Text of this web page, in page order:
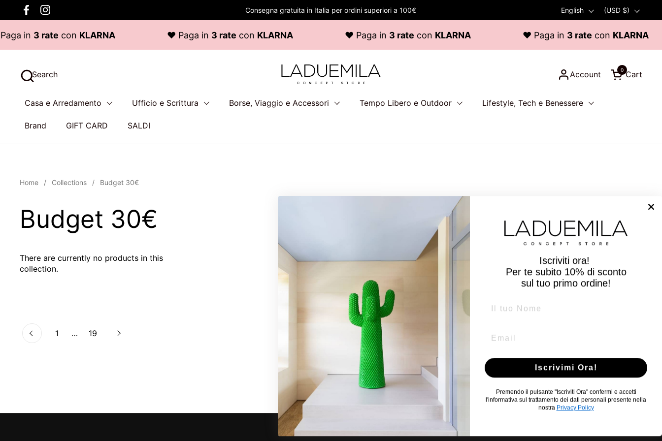
Skip to content
FacebookInstagram
Consegna gratuita in Italia per ordini superiori a 100€ Language
English Country/region
(USD $)
in3 rateconKLARNA ♥ Paga in3 rateconKLARNA ♥ Paga in3 rateconKLARNA ♥ Paga in3 rateconKLARNA
Search Account
Open cart
Cart
0
Casa e Arredamento Ufficio e Scrittura Borse, Viaggio e Accessori Tempo Libero e Outdoor Lifestyle, Tech e Benessere
Brand GIFT CARD SALDI
Home / Collections / Budget 30€
Budget 30€
There are currently no products in this
collection.
Previous page
1 page
… page
19 Next
Iscriviti ora!
Per te subito10% di sconto
sul tuo primo ordine!
Iscrivimi Ora!
Premendo il pulsante "Iscriviti Ora" confermi e accetti
l'informativa sul trattamento dei dati personali presente nella
nostra Privacy Policy